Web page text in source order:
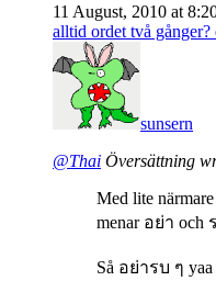
11 August, 2010 at
alltid ordet två gånger?
sunsern
@Thai Översättning
Med lite
menar อย่า och
Så อย่ารบ ๆ yaa